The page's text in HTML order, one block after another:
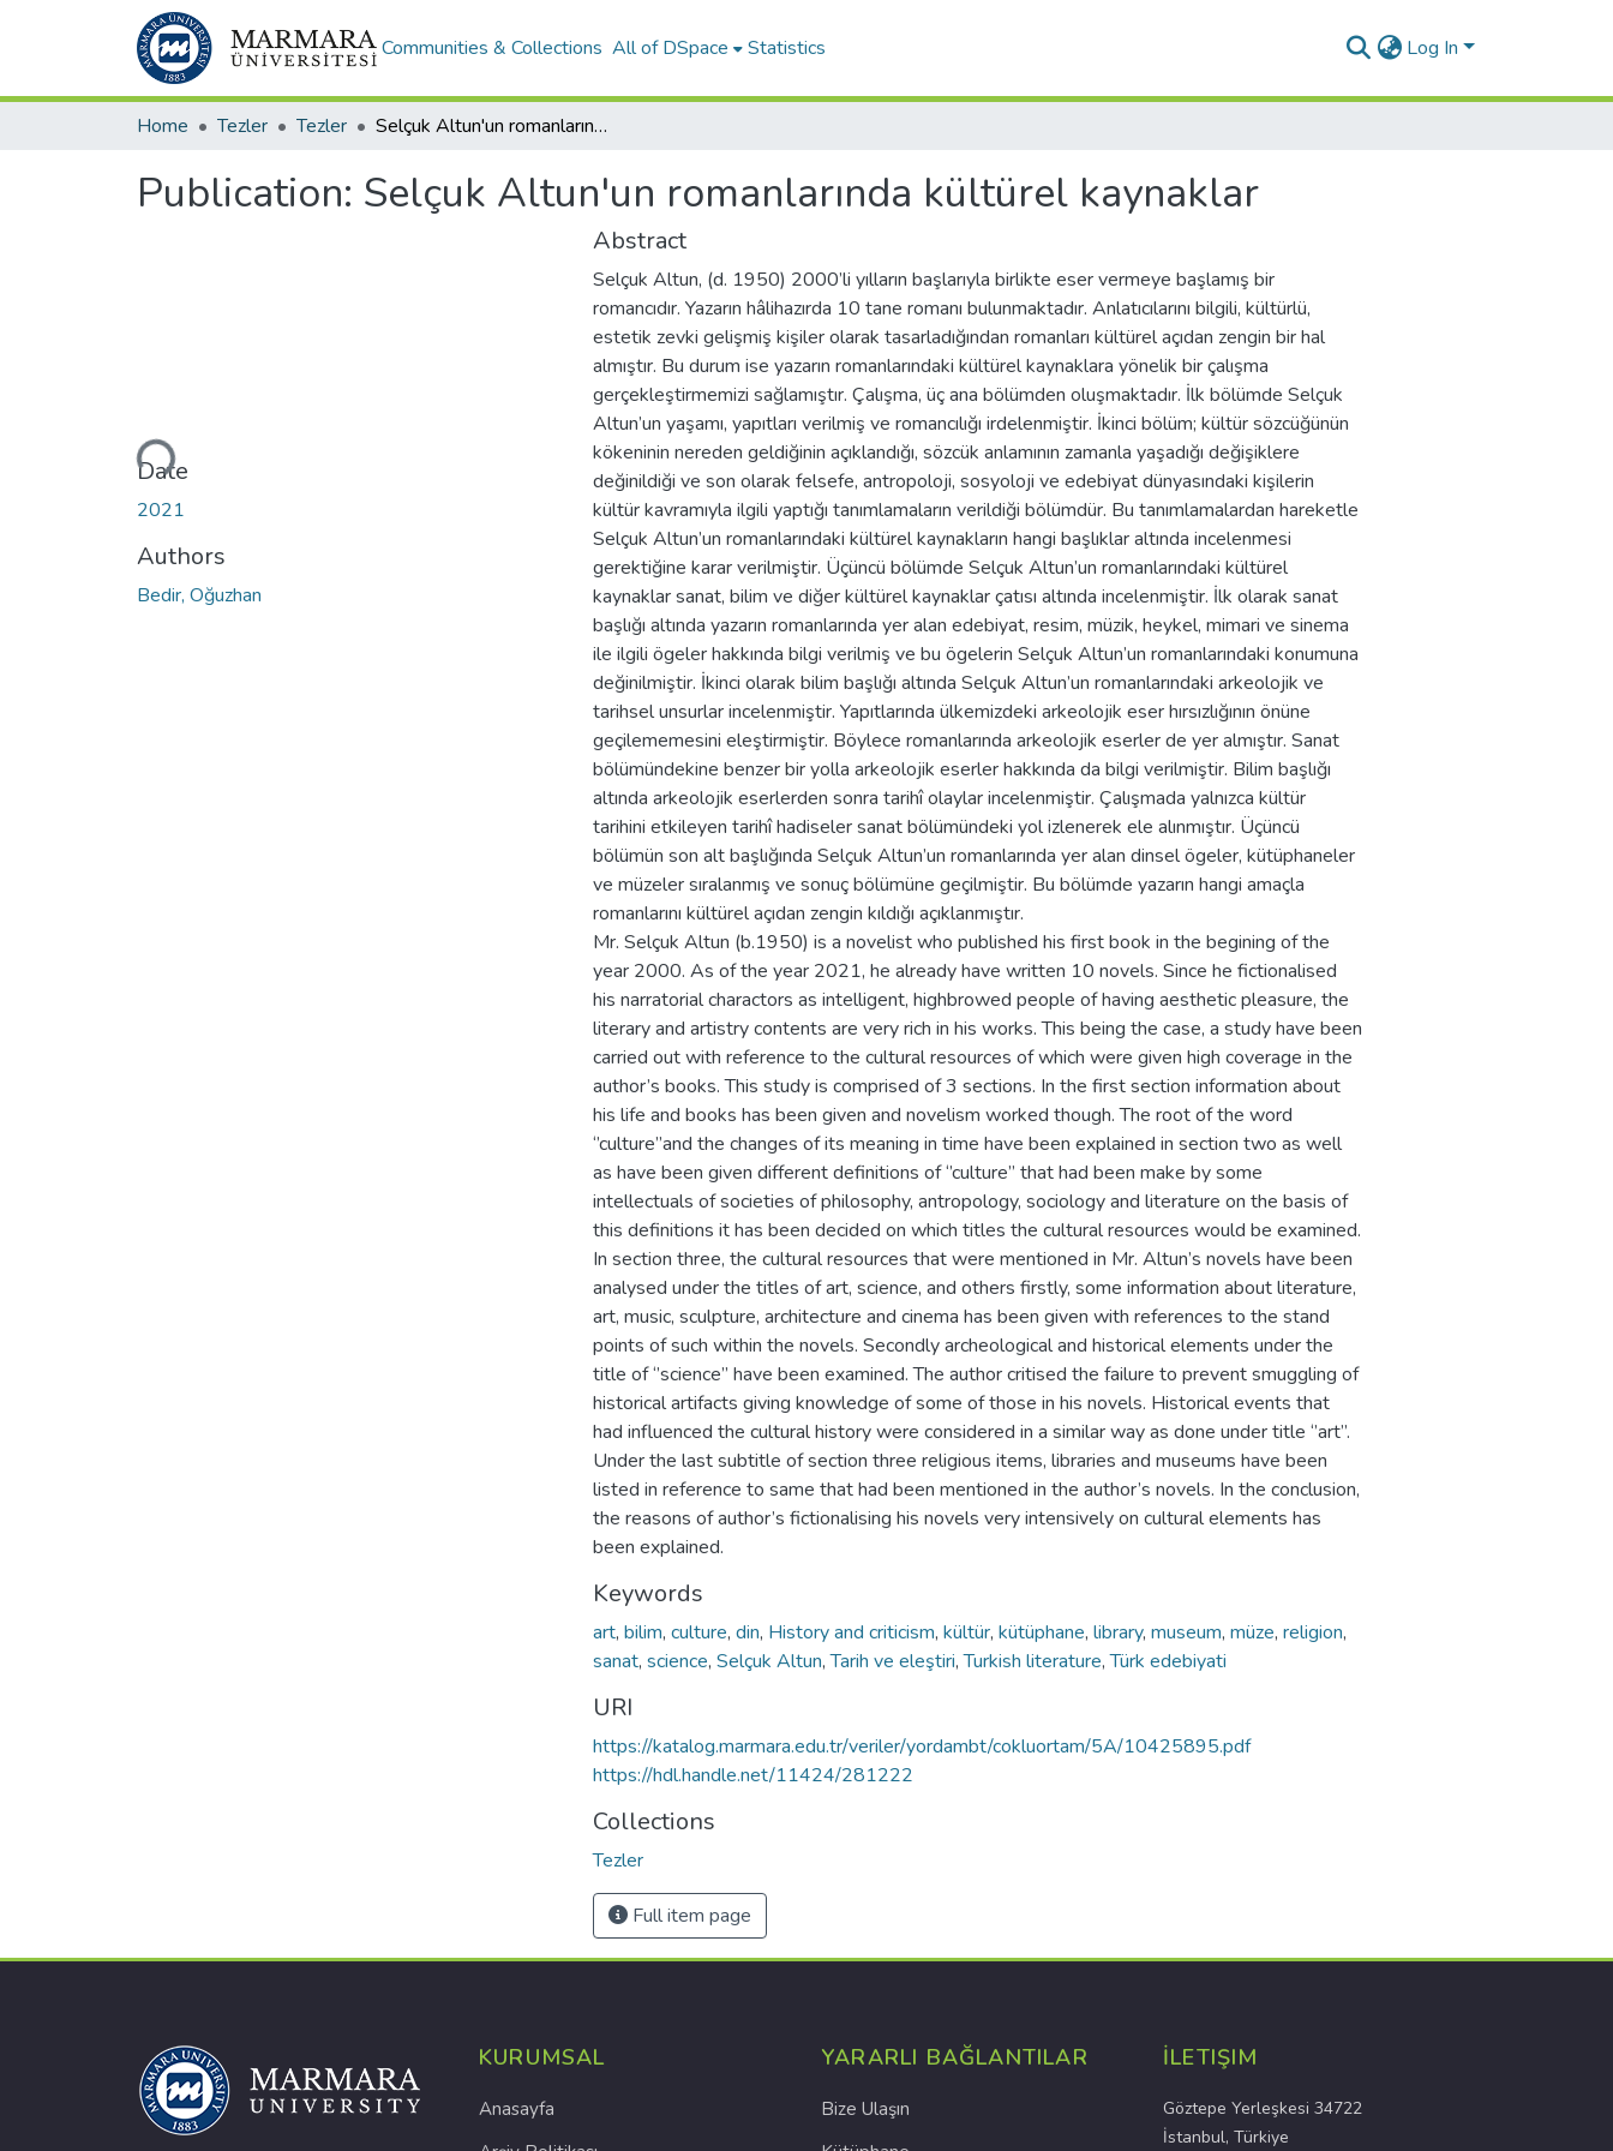
Communities & Collections All of DSpace Statistics Log In
Home Tezler Tezler Selçuk Altun'un romanlarında kültürel kaynaklar
Publication: Selçuk Altun'un romanlarında kültürel kaynaklar
Loading...
Date
2021
Authors
Bedir, Oğuzhan
Abstract
Selçuk Altun, (d. 1950) 2000’li yılların başlarıyla birlikte eser vermeye başlamış bir
romancıdır. Yazarın hâlihazırda 10 tane romanı bulunmaktadır. Anlatıcılarını bilgili, kültürlü,
estetik zevki gelişmiş kişiler olarak tasarladığından romanları kültürel açıdan zengin bir hal
almıştır. Bu durum ise yazarın romanlarındaki kültürel kaynaklara yönelik bir çalışma
gerçekleştirmemizi sağlamıştır. Çalışma, üç ana bölümden oluşmaktadır. İlk bölümde Selçuk
Altun’un yaşamı, yapıtları verilmiş ve romancılığı irdelenmiştir. İkinci bölüm; kültür sözcüğünün
kökeninin nereden geldiğinin açıklandığı, sözcük anlamının zamanla yaşadığı değişiklere
değinildiği ve son olarak felsefe, antropoloji, sosyoloji ve edebiyat dünyasındaki kişilerin
kültür kavramıyla ilgili yaptığı tanımlamaların verildiği bölümdür. Bu tanımlamalardan hareketle
Selçuk Altun’un romanlarındaki kültürel kaynakların hangi başlıklar altında incelenmesi
gerektiğine karar verilmiştir. Üçüncü bölümde Selçuk Altun’un romanlarındaki kültürel
kaynaklar sanat, bilim ve diğer kültürel kaynaklar çatısı altında incelenmiştir. İlk olarak sanat
başlığı altında yazarın romanlarında yer alan edebiyat, resim, müzik, heykel, mimari ve sinema
ile ilgili ögeler hakkında bilgi verilmiş ve bu ögelerin Selçuk Altun’un romanlarındaki konumuna
değinilmiştir. İkinci olarak bilim başlığı altında Selçuk Altun’un romanlarındaki arkeolojik ve
tarihsel unsurlar incelenmiştir. Yapıtlarında ülkemizdeki arkeolojik eser hırsızlığının önüne
geçilememesini eleştirmiştir. Böylece romanlarında arkeolojik eserler de yer almıştır. Sanat
bölümündekine benzer bir yolla arkeolojik eserler hakkında da bilgi verilmiştir. Bilim başlığı
altında arkeolojik eserlerden sonra tarihî olaylar incelenmiştir. Çalışmada yalnızca kültür
tarihini etkileyen tarihî hadiseler sanat bölümündeki yol izlenerek ele alınmıştır. Üçüncü
bölümün son alt başlığında Selçuk Altun’un romanlarında yer alan dinsel ögeler, kütüphaneler
ve müzeler sıralanmış ve sonuç bölümüne geçilmiştir. Bu bölümde yazarın hangi amaçla
romanlarını kültürel açıdan zengin kıldığı açıklanmıştır.
Mr. Selçuk Altun (b.1950) is a novelist who published his first book in the begining of the
year 2000. As of the year 2021, he already have written 10 novels. Since he fictionalised
his narratorial charactors as intelligent, highbrowed people of having aesthetic pleasure, the
literary and artistry contents are very rich in his works. This being the case, a study have been
carried out with reference to the cultural resources of which were given high coverage in the
author’s books. This study is comprised of 3 sections. In the first section information about
his life and books has been given and novelism worked though. The root of the word
‘’culture’’and the changes of its meaning in time have been explained in section two as well
as have been given different definitions of ‘’culture’’ that had been make by some
intellectuals of societies of philosophy, antropology, sociology and literature on the basis of
this definitions it has been decided on which titles the cultural resources would be examined.
In section three, the cultural resources that were mentioned in Mr. Altun’s novels have been
analysed under the titles of art, science, and others firstly, some information about literature,
art, music, sculpture, architecture and cinema has been given with references to the stand
points of such within the novels. Secondly archeological and historical elements under the
title of ‘’science’’ have been examined. The author critised the failure to prevent smuggling of
historical artifacts giving knowledge of some of those in his novels. Historical events that
had influenced the cultural history were considered in a similar way as done under title ‘’art’’.
Under the last subtitle of section three religious items, libraries and museums have been
listed in reference to same that had been mentioned in the author’s novels. In the conclusion,
the reasons of author’s fictionalising his novels very intensively on cultural elements has
been explained.
Keywords
art, bilim, culture, din, History and criticism, kültür, kütüphane, library, museum, müze, religion,
sanat, science, Selçuk Altun,Tarih ve eleştiri,Turkish literature,Türk edebiyati
URI
https://katalog.marmara.edu.tr/veriler/yordambt/cokluortam/5A/10425895.pdf
https://hdl.handle.net/11424/281222
Collections
Tezler
Full item page
KURUMSAL
Anasayfa
YARARLI BAĞLANTILAR
Bize Ulaşın
İLETIŞIM
Göztepe Yerleşkesi 34722
İstanbul, Türkiye